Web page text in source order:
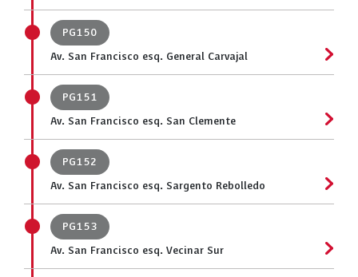
PG150
Av. San Francisco esq. General Carvajal
PG151
Av. San Francisco esq. San Clemente
PG152
Av. San Francisco esq. Sargento Rebolledo
PG153
Av. San Francisco esq. Vecinar Sur